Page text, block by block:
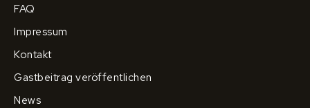
FAQ
Impressum
Kontakt
Gastbeitrag veröffentlichen
News